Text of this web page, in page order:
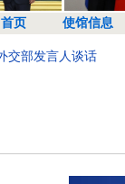
首页 使馆信息
交部发言人谈话